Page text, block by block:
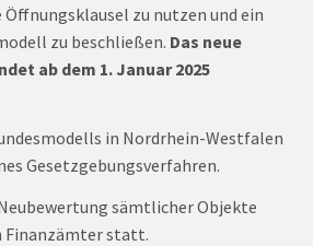
zu nutzen und ein
zu beschließen. Das neue
ab dem 1. Januar 2025
in Nordrhein-Westfalen
Gesetzgebungsverfahren.
sämtlicher Objekte
Finanzämter statt.